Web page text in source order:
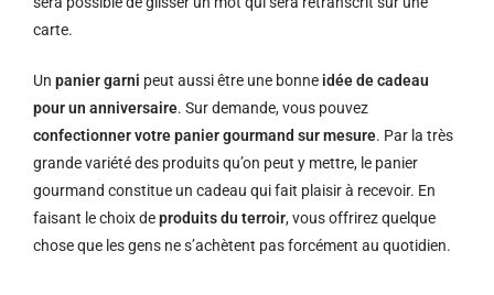
carte.
Un panier garni peut aussi être une bonne idée de cadeau
pour un anniversaire. Sur demande, vous pouvez
confectionner votre panier gourmand sur mesure. Par la très
grande variété des produits qu’on peut y mettre, le panier
gourmand constitue un cadeau qui fait plaisir à recevoir. En
faisant le choix deproduits du terroir, vous offrirez quelque
chose que les gens ne s’achètent pas forcément au quotidien.